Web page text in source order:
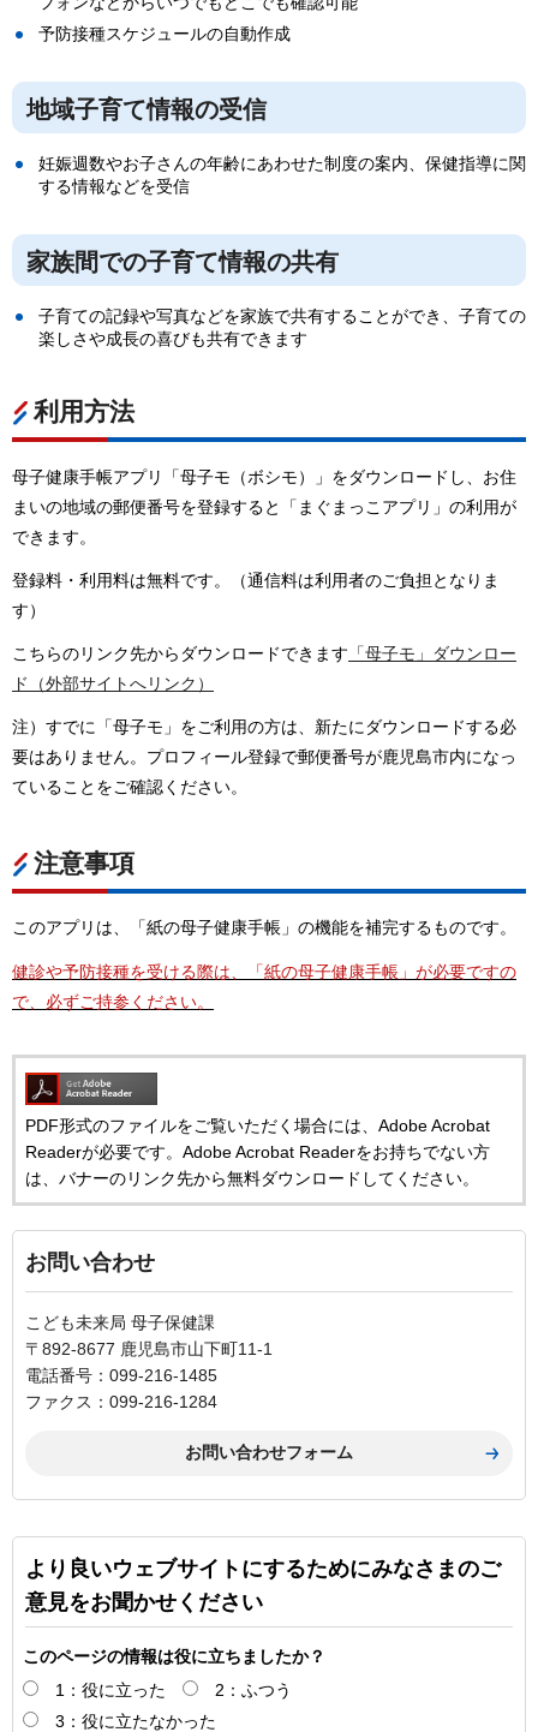
予防接種スケジュールの自動作成
地域子育て情報の受信
妊娠週数やお子さんの年齢にあわせた制度の案内、保健指導に関
する情報などを受信
家族間での子育て情報の共有
子育ての記録や写真などを家族で共有することができ、子育ての
楽しさや成長の喜びも共有できます
利用方法
母子健康手帳アプリ「母子モ（ボシモ）」をダウンロードし、お住
まいの地域の郵便番号を登録すると「まぐまっこアプリ」の利用が
できます。
登録料・利用料は無料です。（通信料は利用者のご負担となりま
す）
こちらのリンク先からダウンロードできます 「母子モ」ダウンロー
ド（外部サイトへリンク）
注）すでに「母子モ」をご利用の方は、新たにダウンロードする必
要はありません。プロフィール登録で郵便番号が鹿児島市内になっ
ていることをご確認ください。
注意事項
このアプリは、「紙の母子健康手帳」の機能を補完するものです。
健診や予防接種を受ける際は、「紙の母子健康手帳」が必要ですの
で、必ずご持参ください。
PDF形式のファイルをご覧いただく場合には、Adobe Acrobat
Readerが必要です。Adobe Acrobat Readerをお持ちでない方
は、バナーのリンク先から無料ダウンロードしてください。
お問い合わせ
こども未来局 母子保健課
〒892-8677 鹿児島市山下町11-1
電話番号：099-216-1485
ファクス：099-216-1284
より良いウェブサイトにするためにみなさまのご
意見をお聞かせください
このページの情報は役に立ちましたか？
1：役に立った
2：ふつう
3：役に立たなかった